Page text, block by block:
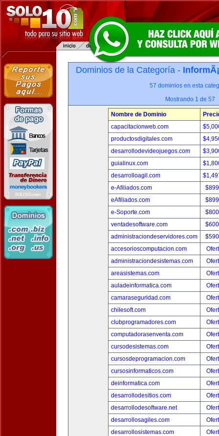
Dominios de la Categoría -
57 dominios en esta
Mostrando 1 de 57
Nombre de Dominio
capacitacionweb.com
productosdigitales.com
desarrollodevideojuegos.com
guialinux.com
desarrolloagil.com
e-Afiliados.com
eAfiliados.com
e-Soporte.com
ventadesoftware.com
administraciondeservidores.com
accesorioscomputacion.com
administraciondesistemas.com
areasistemas.com
auladeinformatica.com
camaraseguridad.com
chilesoft.com
clubprogramadores.com
computadorasenventa.com
cursodesistemas.com
cursosdeprogramacion.com
cursosinformaticos.com
deinformatica.com
desarrollodesitios.com
desarrollodesoftware.net
desarrollosagiles.com
desarrollosistemas.com